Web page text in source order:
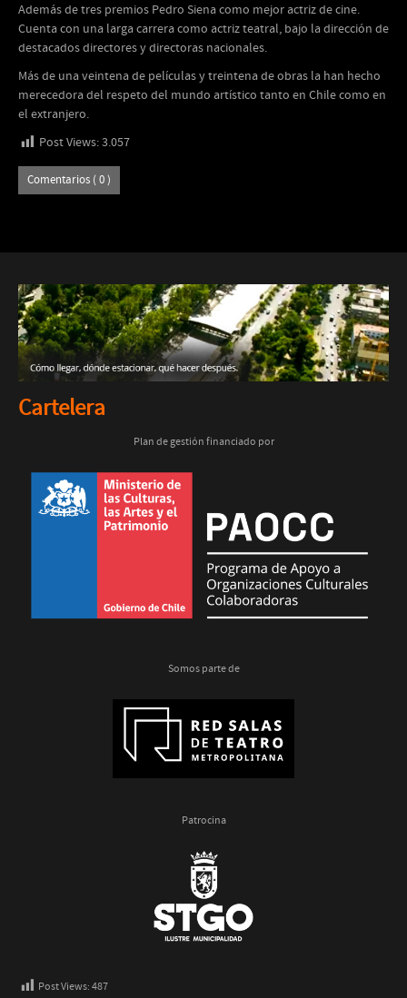
Además de tres premios Pedro Siena como mejor actriz de cine.
Cuenta con una larga carrera como actriz teatral, bajo la dirección de
destacados directores y directoras nacionales.
Más de una veintena de películas y treintena de obras la han hecho
merecedora del respeto del mundo artístico tanto en Chile como en
el extranjero.
Post Views:3.057
Comentarios ( 0 )
Cartelera
Plan de gestión financiado por
Somos parte de
Patrocina
Post Views:487